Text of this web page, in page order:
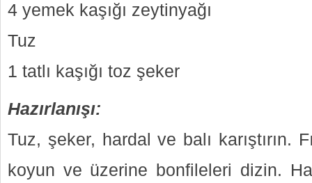
4 yemek kaşığı zeytinyağı
Tuz
1 tatlı kaşığı toz şeker
Hazırlanışı:
Tuz, şeker, hardal ve balı karıştırın.
koyun ve üzerine bonfileleri dizin.